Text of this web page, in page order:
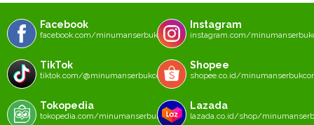
Facebook
facebook.com/minumanserbukcom
Instagram
instagram.com/
TikTok
tiktok.com/@minumanserbukcom
Shopee
shopee.co.id/
Tokopedia
tokopedia.com/minumanserbukcom
Lazada
lazada.co.id/shop/